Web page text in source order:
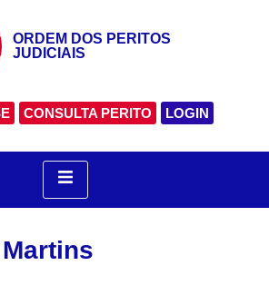
ORDEM DOS PERITOS
JUDICIAIS
CONSULTA PERITO LOGIN